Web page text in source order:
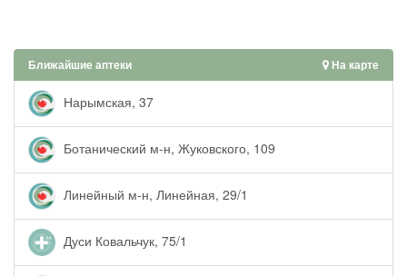
Ближайшие аптеки На карте
Нарымская, 37
Ботанический м-н, Жуковского, 109
Линейный м-н, Линейная, 29/1
Дуси Ковальчук, 75/1